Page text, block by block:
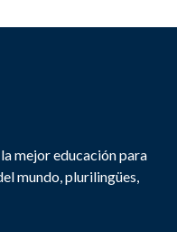
mejor educación para
mundo, plurilingües,